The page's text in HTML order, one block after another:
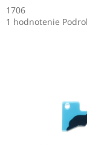
1706
Priemerné
1 hodnotenie